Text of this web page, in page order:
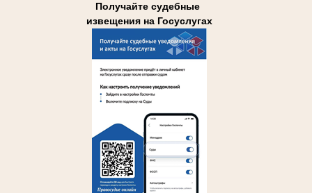
Получайте судебные
извещения на Госуслугах